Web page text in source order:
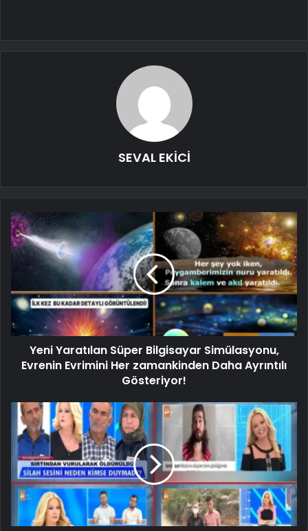
SEVAL EKİCİ
Yeni Yaratılan Süper Bilgisayar Simülasyonu,
Evrenin Evrimini Her zamankinden Daha Ayrıntılı
Gösteriyor!